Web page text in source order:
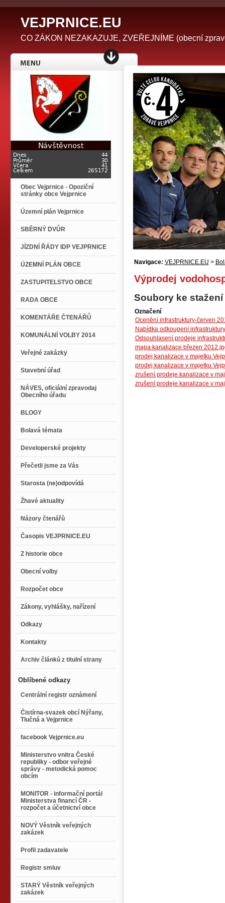
VEJPRNICE.EU
CO ZÁKON NEZAKAZUJE, ZVEŘEJNÍME (obecní
Obec Vejprnice - Opoziční
stránky obce Vejprnice
Územní plán Vejprnice
SBĚRNÝ DVŮR
JÍZDNÍ ŘÁDY IDP VEJPRNICE
ÚZEMNÍ PLÁN OBCE
ZASTUPITELSTVO OBCE
RADA OBCE
KOMENTÁŘE ČTENÁŘŮ
KOMUNÁLNÍ VOLBY 2014
Veřejné zakázky
Stavební úřad
NÁVES, oficiální zpravodaj
Obecního úřadu
BLOGY
Bolavá témata
Developerské projekty
Přečetli jsme za Vás
Starosta (ne)odpovídá
Žhavé aktuality
Názory čtenářů
Časopis VEJPRNICE.EU
Z historie obce
Obecní volby
Rozpočet obce
Zákony, vyhlášky, nařízení
Odkazy
Kontakty
Archiv článků z titulní strany
Oblíbené odkazy
Centrální registr oznámení
Čistírna-svazek obcí Nýřany,
Tlučná a Vejprnice
facebook Vejprnice.eu
Ministerstvo vnitra České
republiky - odbor veřejné
správy - metodická pomoc
obcím
MONITOR - informační portál
Ministerstva financí ČR -
rozpočet a účetnictví obce
NOVÝ Věstník veřejných
zakázek
Profil zadavatele
Registr smluv
STARÝ Věstník veřejných
zakázek
Navigace: VEJPRNICE.EU >
Výprodej
Soubory ke stažení
Označení
Ocenění infrastruktury-červen
Nabídka odkoupení
Odsouhlasení prodeje
mapa kanalizace březen
prodej kanalizace v majetku
prodej kanalizace v majetku
zrušení prodeje kanalizace v
zrušení prodeje kanalizace v